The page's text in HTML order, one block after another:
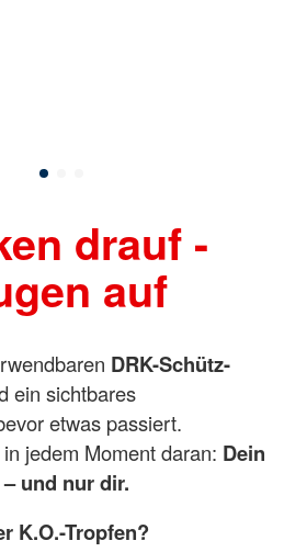
drauf -
auf
DRK-Schütz-
ein sichtbares
etwas passiert.
jedem Moment daran: Dein
und nur dir.
K.O.-Tropfen?